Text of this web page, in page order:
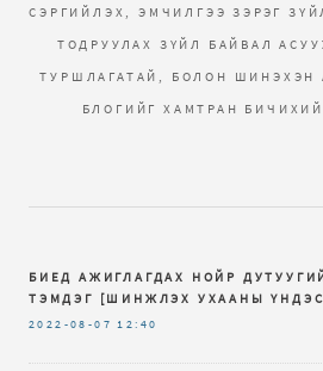
СЭРГИЙЛЭХ, ЭМЧИЛГЭЭ ЗЭРЭГ
ТОДРУУЛАХ ЗҮЙЛ БАЙВАЛ
ТУРШЛАГАТАЙ, БОЛОН ШИНЭХЭН
БЛОГИЙГ ХАМТРАН
БИЕД АЖИГЛАГДАХ НОЙР
ТЭМДЭГ [ШИНЖЛЭХ УХААНЫ
2022-08-07 12:40